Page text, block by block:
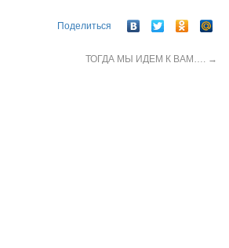
Поделиться
ТОГДА МЫ ИДЕМ К ВАМ…. →